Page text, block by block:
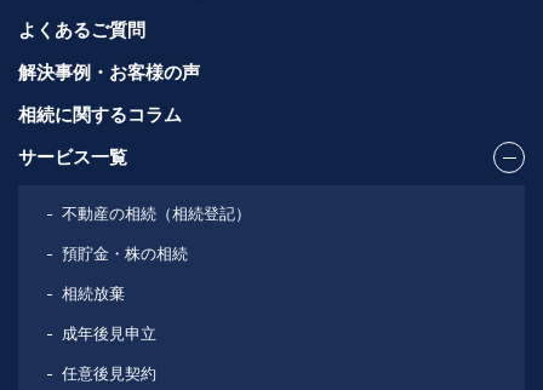
よくあるご質問
解決事例・お客様の声
相続に関するコラム
サービス一覧
不動産の相続（相続登記）
預貯金・株の相続
相続放棄
成年後見申立
任意後見契約